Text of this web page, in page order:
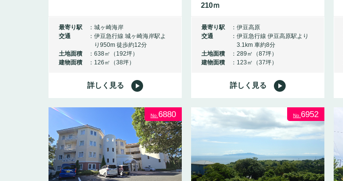
最寄り駅
城ヶ崎海岸
交通
伊豆急行線 城ヶ崎海岸駅よ
り950m 徒歩約12分
土地面積
638㎡（192坪）
建物面積
126㎡（38坪）
詳しく見る
210ｍ
最寄り駅
伊豆高原
交通
伊豆急行線 伊豆高原駅より
3.1km 車約8分
土地面積
289㎡（87坪）
建物面積
123㎡（37坪）
詳しく見る
No. 6880 No. 6952